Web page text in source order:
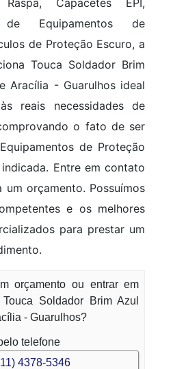
Capacetes EPI,
de Equipamentos de
de Proteção Escuro, a
Touca Soldador Brim
Aracília - Guarulhos ideal
reais necessidades de
o fato de ser
de Proteção
Entre em contato
orçamento. Possuímos
e os melhores
para prestar um
orçamento ou entrar em
Soldador Brim Azul
- Guarulhos?
telefone
4378-5346